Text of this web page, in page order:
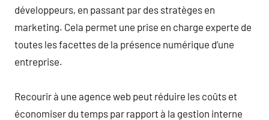
développeurs, en passant par des stratèges en
marketing. Cela permet une prise en charge experte de
toutes les facettes de la présence numérique d’une
entreprise.
Recourir à une agence web peut réduire les coûts et
économiser du temps par rapport à la gestion interne